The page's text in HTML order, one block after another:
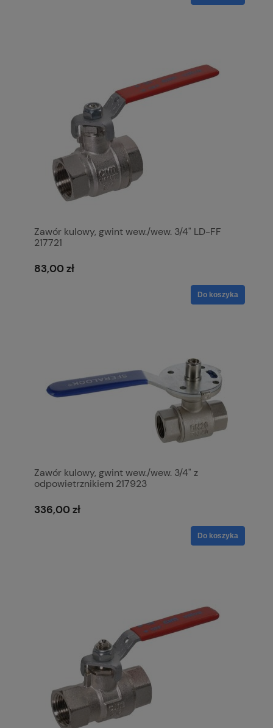
Zawór kulowy, gwint wew./wew. 3/4" LD-FF
217721
83,00 zł
Do koszyka
Zawór kulowy, gwint wew./wew. 3/4" z
odpowietrznikiem 217923
336,00 zł
Do koszyka